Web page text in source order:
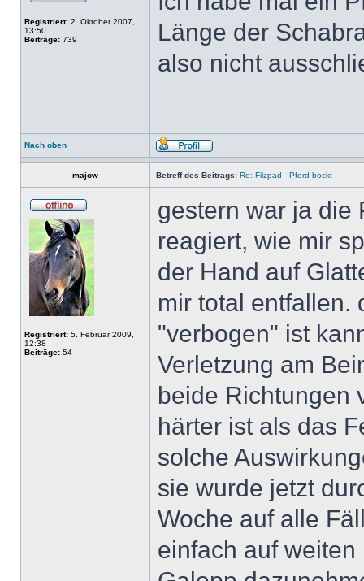
Registriert: 2. Oktober 2007,
13:50
Beiträge: 739
Länge der
also nicht
Nach oben
majow Betreff des Beitrags: Re: Filzpad - Pferd bockt
Registriert: 5. Februar 2009,
12:38
Beiträge: 54
gestern war ja die
reagiert, wie mir
der Hand auf
mir total entfallen.
"verbogen" ist
Verletzung am
beide Richtungen
härter ist als das
solche
sie wurde jetzt
Woche auf alle
einfach auf